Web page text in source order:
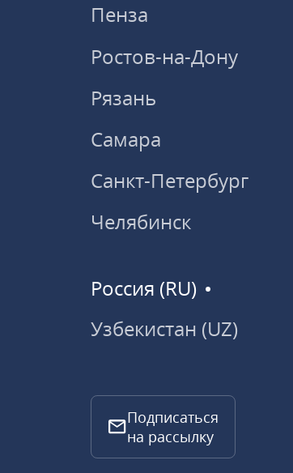
Пенза
Ростов-на-Дону
Рязань
Самара
Санкт-Петербург
Челябинск
Россия (RU)
Узбекистан (UZ)
Подписаться
на рассылку